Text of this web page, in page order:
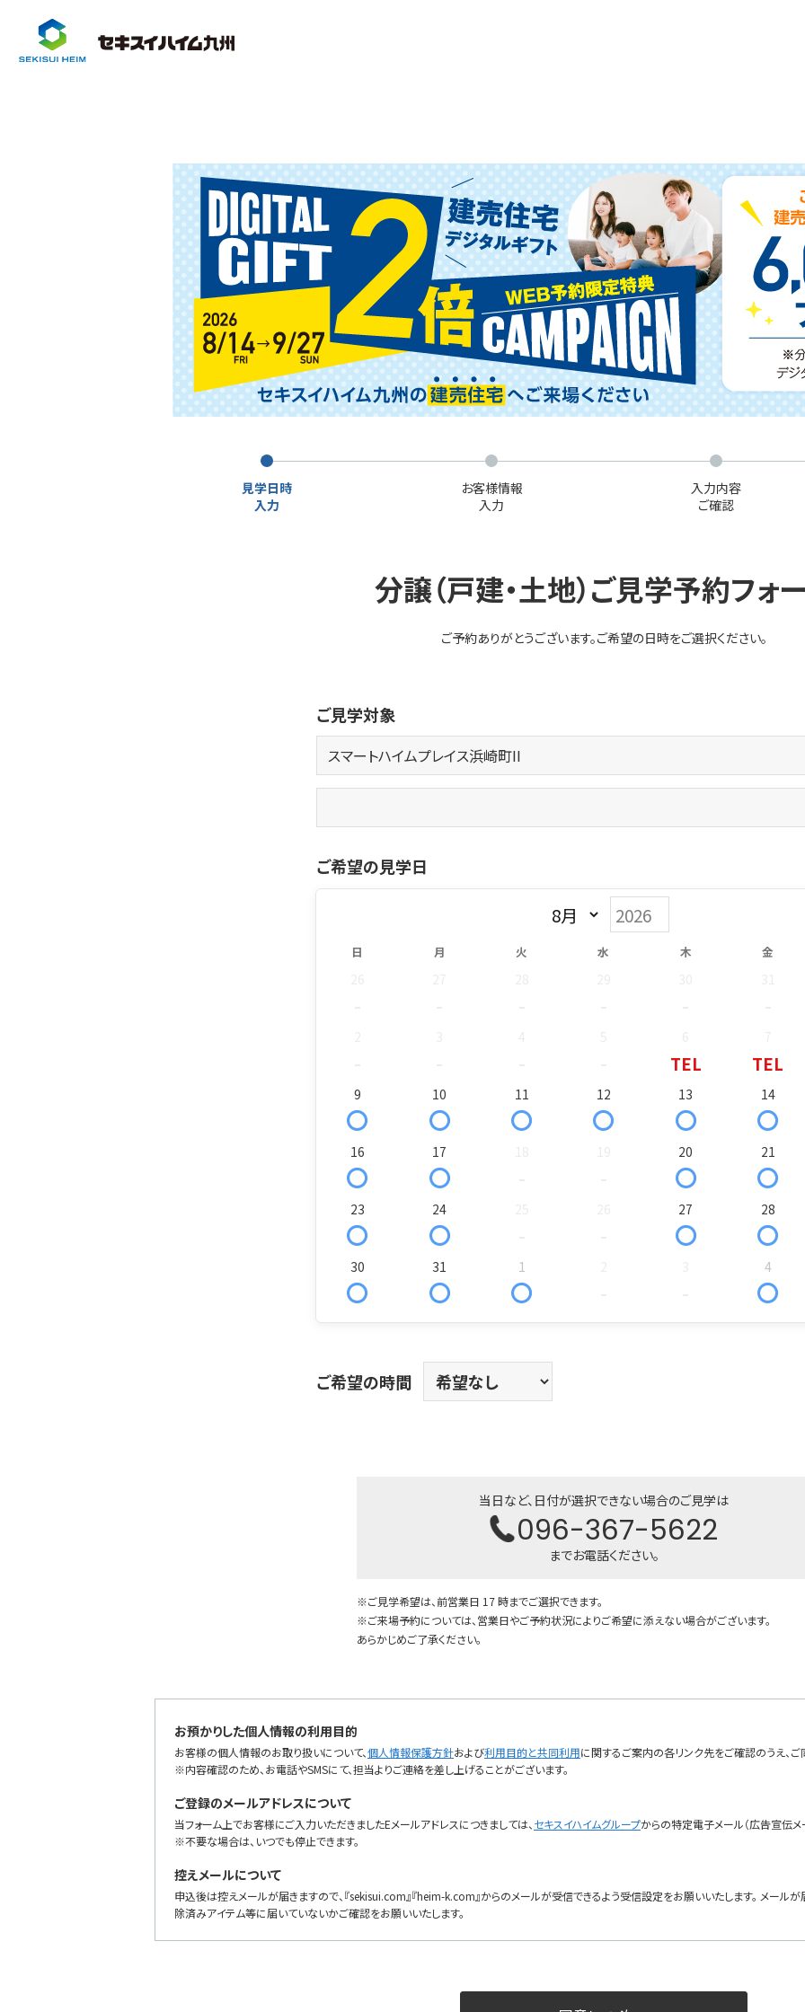
見学日時
入力
お客様情報
入力
入力内容
ご確認
分譲（戸建・土地）ご見学予約フォ
ご予約ありがとうございます。ご希望の日時をご選択ください。
ご見学対象
ご希望の見学日
日 月 火 水 木 金
TEL TEL
9
〇
10
〇
11
〇
12
〇
13
〇
14
〇
16
〇
17
〇
20
〇
21
〇
23
〇
24
〇
27
〇
28
〇
30
〇
31
〇
1
〇
4
〇
ご希望の時間
当日など、日付が選択できない場合のご見学は
096-367-5622
までお電話ください。
※ご見学希望は、前営業日 17 時までご選択できます。
※ご来場予約については、営業日やご予約状況によりご希望に添えない場合がございます。
あらかじめご了承ください。
お預かりした個人情報の利用目的
お客様の個人情報のお取り扱いについて、個人情報保護方針および利用目的と共同利用に関するご案内の各リンク先をご確認のうえ、ご
※内容確認のため、お電話やSMSにて、担当よりご連絡を差し上げることがございます。
ご登録のメールアドレスについて
当フォーム上でお客様にご入力いただきましたEメールアドレスにつきましては、 セキスイハイムグループからの特定電子メール（広告宣伝メ
※不要な場合は、いつでも停止できます。
控えメールについて
申込後は控えメールが届きますので、『sekisui.com』『heim-k.com』からのメールが受信できるよう受信設定をお願いいたします。 メール
除済みアイテム等に届いていないかご確認をお願いいたします。